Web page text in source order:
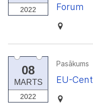
2022
Forum
08
MARTS
2022
Pasākums
EU-